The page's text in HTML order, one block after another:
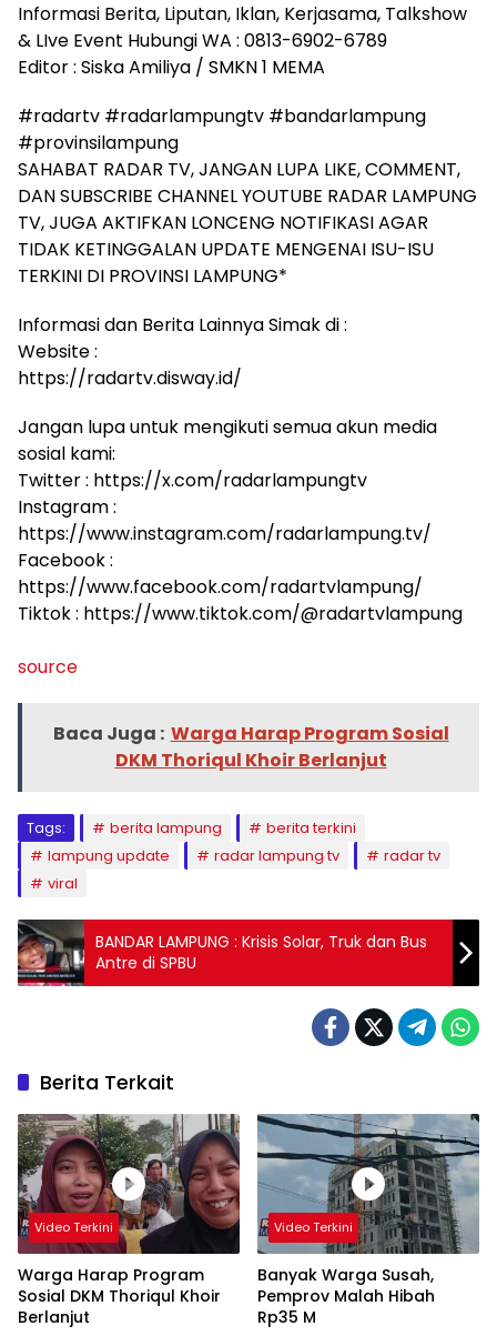
Informasi Berita, Liputan, Iklan, Kerjasama, Talkshow
& LIve Event Hubungi WA : 0813-6902-6789
Editor : Siska Amiliya / SMKN 1 MEMA
#radartv #radarlampungtv #bandarlampung
#provinsilampung
SAHABAT RADAR TV, JANGAN LUPA LIKE, COMMENT,
DAN SUBSCRIBE CHANNEL YOUTUBE RADAR LAMPUNG
TV, JUGA AKTIFKAN LONCENG NOTIFIKASI AGAR
TIDAK KETINGGALAN UPDATE MENGENAI ISU-ISU
TERKINI DI PROVINSI LAMPUNG*
Informasi dan Berita Lainnya Simak di :
Website :
https://radartv.disway.id/
Jangan lupa untuk mengikuti semua akun media
sosial kami:
Twitter : https://x.com/radarlampungtv
Instagram :
https://www.instagram.com/radarlampung.tv/
Facebook :
https://www.facebook.com/radartvlampung/
Tiktok : https://www.tiktok.com/@radartvlampung
source
Baca Juga : Warga Harap Program Sosial
DKM Thoriqul Khoir Berlanjut
Tags: berita lampung
berita terkini
lampung update
radar lampung tv
radar tv
viral
BANDAR LAMPUNG : Krisis Solar, Truk dan Bus
Antre di SPBU
Berita Terkait
Video Terkini
Warga Harap Program
Sosial DKM Thoriqul Khoir
Berlanjut
Video Terkini
Banyak Warga Susah,
Pemprov Malah Hibah
Rp35 M